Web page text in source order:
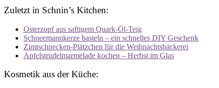
Zuletzt in Schnin’s Kitchen:
Osterzopf aus saftigem Quark-Öl-Teig
Schneemannkerze basteln – ein schnelles DIY Geschenk
Zimtschnecken-Plätzchen für die Weihnachtsbäckerei
Apfelstrudelmarmelade kochen – Herbst im Glas
Kosmetik aus der Küche: